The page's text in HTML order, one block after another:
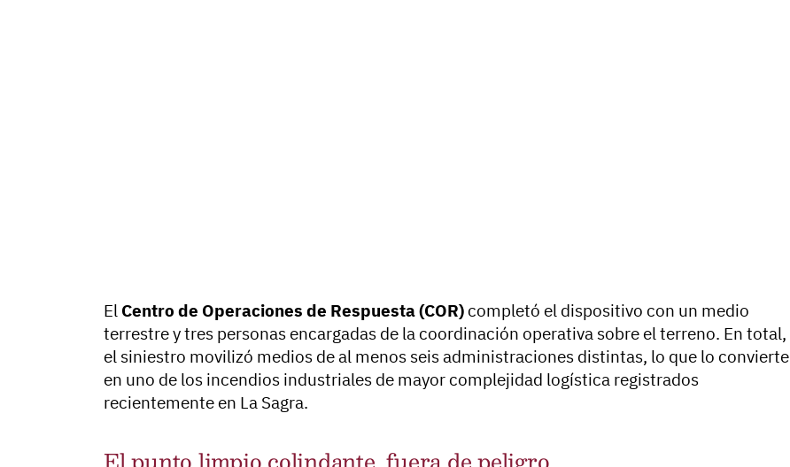
El Centro de Operaciones de Respuesta (COR) completó el dispositivo con un medio
terrestre y tres personas encargadas de la coordinación operativa sobre el terreno. En total,
el siniestro movilizó medios de al menos seis administraciones distintas, lo que lo convierte
en uno de los incendios industriales de mayor complejidad logística registrados
recientemente en La Sagra.